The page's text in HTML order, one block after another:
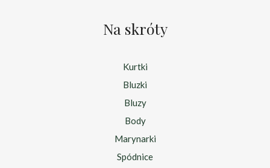
Na skróty
Kurtki
Bluzki
Bluzy
Body
Marynarki
Spódnice